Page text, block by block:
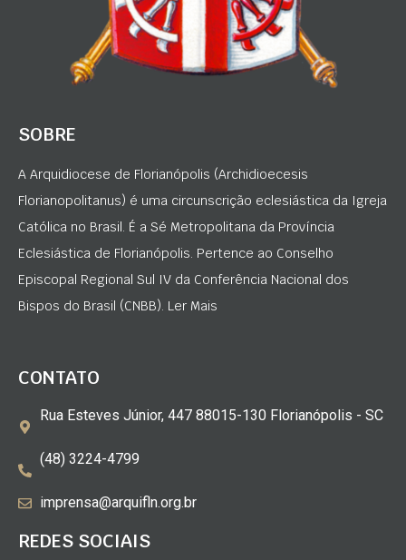
SOBRE
A Arquidiocese de Florianópolis (Archidioecesis
Florianopolitanus) é uma circunscrição eclesiástica da Igreja
Católica no Brasil. É a Sé Metropolitana da Província
Eclesiástica de Florianópolis. Pertence ao Conselho
Episcopal Regional Sul IV da Conferência Nacional dos
Bispos do Brasil (CNBB). Ler Mais
CONTATO
Rua Esteves Júnior, 447 88015-130 Florianópolis - SC
(48) 3224-4799
imprensa@arquifln.org.br
REDES SOCIAIS